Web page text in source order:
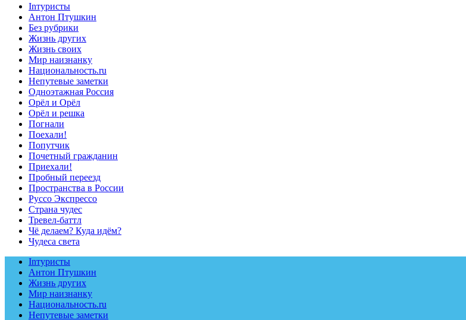
Inтуристы
Антон Птушкин
Без рубрики
Жизнь других
Жизнь своих
Мир наизнанку
Национальность.ru
Непутевые заметки
Одноэтажная Россия
Орёл и Орёл
Орёл и решка
Погнали
Поехали!
Попутчик
Почетный гражданин
Приехали!
Пробный переезд
Пространства в России
Руссо Экспрессо
Страна чудес
Тревел-баттл
Чё делаем? Куда идём?
Чудеса света
Inтуристы
Антон Птушкин
Жизнь других
Мир наизнанку
Национальность.ru
Непутевые заметки